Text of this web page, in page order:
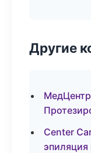
Другие
Center